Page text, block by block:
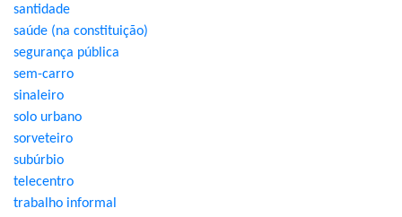
santidade
saúde (na constituição)
segurança pública
sem-carro
sinaleiro
solo urbano
sorveteiro
subúrbio
telecentro
trabalho informal